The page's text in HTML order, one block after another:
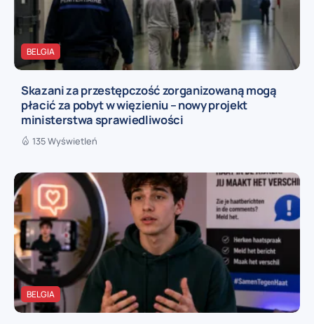
BELGIA
Skazani za przestępczość zorganizowaną mogą
płacić za pobyt w więzieniu – nowy projekt
ministerstwa sprawiedliwości
135 Wyświetleń
BELGIA